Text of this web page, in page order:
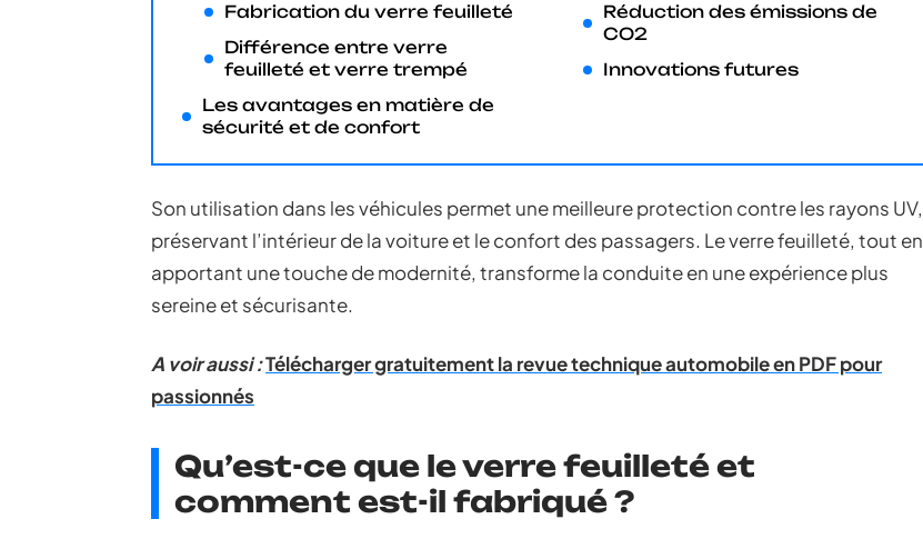
Fabrication du verre feuilleté
Différence entre verre
feuilleté et verre trempé
Les avantages en matière de
sécurité et de confort
Réduction des émissions de
CO2
Innovations futures
Son utilisation dans les véhicules permet une meilleure protection contre les rayons UV,
préservant l’intérieur de la voiture et le confort des passagers. Le verre feuilleté, tout en
apportant une touche de modernité, transforme la conduite en une expérience plus
sereine et sécurisante.
A voir aussi :Télécharger gratuitement la revue technique automobile en PDF pour
passionnés
Qu’est-ce que le verre feuilleté et
comment est-il fabriqué ?